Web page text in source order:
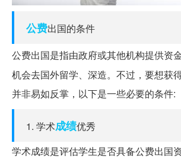
公费出国的条件
公费出国是指由政府或其他机构提供资
机会去国外留学、深造。不过，要想获
并非易如反掌，以下是一些必要的条件:
1. 学术成绩优秀
学术成绩是评估学生是否具备公费出国